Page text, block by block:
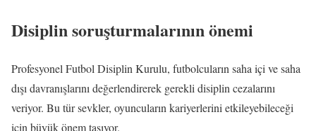
Disiplin soruşturmalarının önemi
Profesyonel Futbol Disiplin Kurulu, futbolcuların saha içi ve saha
dışı davranışlarını değerlendirerek gerekli disiplin cezalarını
veriyor. Bu tür sevkler, oyuncuların kariyerlerini etkileyebileceği
için büyük önem taşıyor.